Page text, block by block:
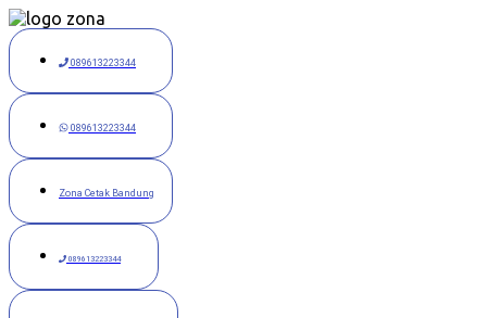
Langsung
ke
konten
089613223344
089613223344
Zona Cetak Bandung
089613223344